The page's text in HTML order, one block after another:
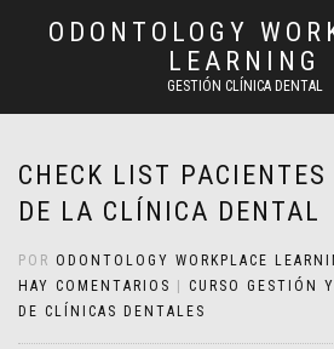
ODONTOLOGY
LEARNING
GESTIÓN CLÍNICA DENTAL
CHECK LIST
DE LA CLÍNICA DENTAL
POR ODONTOLOGY WORKPLACE
HAY COMENTARIOS
CURSO GESTIÓN
DE CLÍNICAS DENTALES